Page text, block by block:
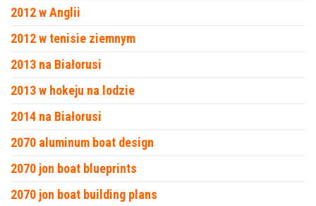
2012 w Anglii
2012 w tenisie ziemnym
2013 na Białorusi
2013 w hokeju na lodzie
2014 na Białorusi
2070 aluminum boat design
2070 jon boat blueprints
2070 jon boat building plans